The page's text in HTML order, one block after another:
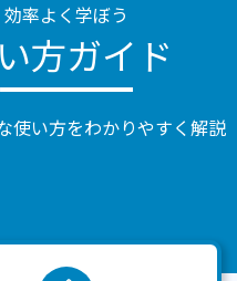
効率よく学ぼう
方ガイド
使い方をわかりやすく解説